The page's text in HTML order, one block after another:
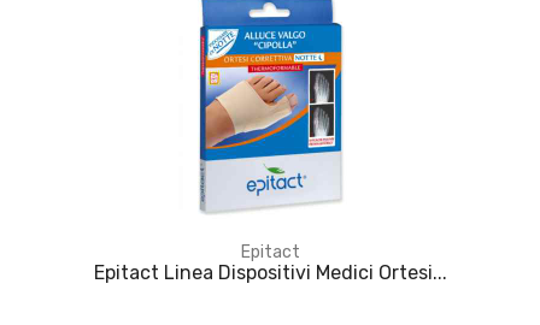
Epitact
Epitact Linea Dispositivi Medici Ortesi...